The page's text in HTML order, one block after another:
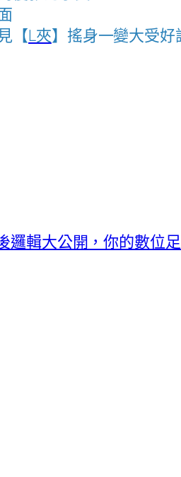
【L夾】搖身一變大受好
邏輯大公開，你的數位